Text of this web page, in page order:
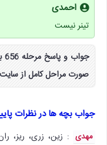
احمدی
تینر نیست
صورت مراحل کامل از
جواب بچه ها در نظرات
مهدی : زین، زری، ریز،